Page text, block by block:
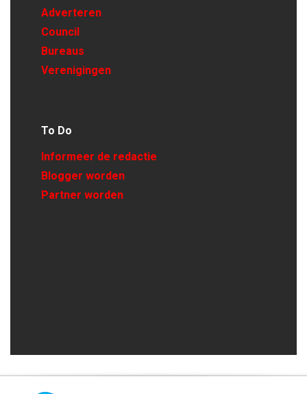
Adverteren
Council
Bureaus
Verenigingen
To Do
Informeer de redactie
Blogger worden
Partner worden